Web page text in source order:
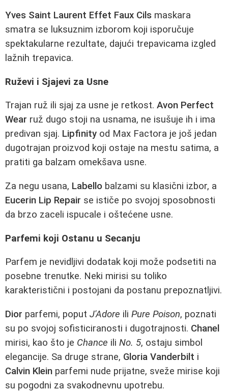
Yves Saint Laurent Effet Faux Cils maskara
smatra se luksuznim izborom koji isporučuje
spektakularne rezultate, dajući trepavicama izgled
lažnih trepavica.
Ruževi i Sjajevi za Usne
Trajan ruž ili sjaj za usne je retkost. Avon Perfect
Wear ruž dugo stoji na usnama, ne isušuje ih i ima
predivan sjaj. Lipfinity od Max Factora je još jedan
dugotrajan proizvod koji ostaje na mestu satima, a
pratiti ga balzam omekšava usne.
Za negu usana, Labello balzami su klasični izbor, a
Eucerin Lip Repair se ističe po svojoj sposobnosti
da brzo zaceli ispucale i oštećene usne.
Parfemi koji Ostanu u Secanju
Parfem je nevidljivi dodatak koji može podsetiti na
posebne trenutke. Neki mirisi su toliko
karakteristični i postojani da postanu prepoznatljivi.
Dior parfemi, poput J'Adore ili Pure Poison, poznati
su po svojoj sofisticiranosti i dugotrajnosti. Chanel
mirisi, kao što je Chance ili No. 5, ostaju simbol
elegancije. Sa druge strane, Gloria Vanderbilt i
Calvin Klein parfemi nude prijatne, sveže mirise koji
su pogodni za svakodnevnu upotrebu.